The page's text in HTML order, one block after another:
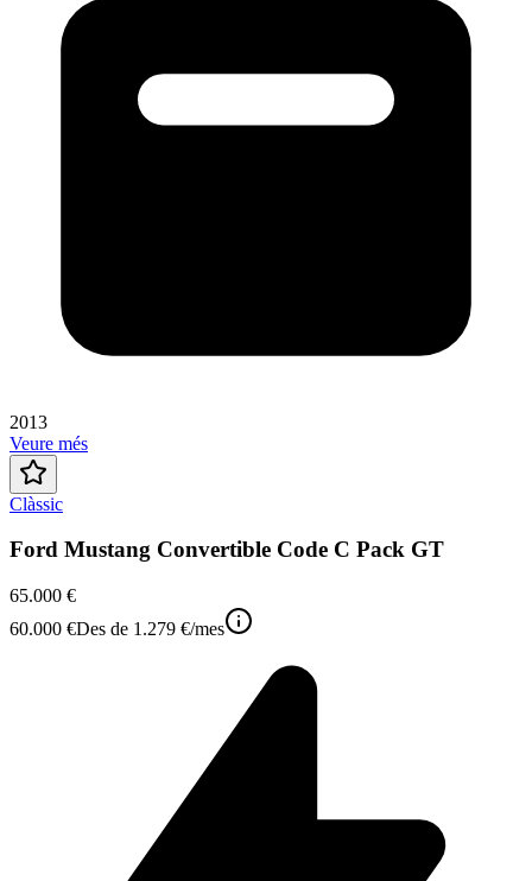
2013
Veure més
Clàssic
Ford Mustang Convertible Code C Pack GT
65.000 €
60.000 €Des de 1.279 €/mes